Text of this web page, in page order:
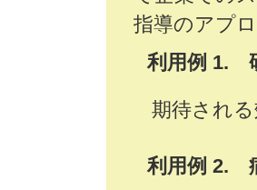
指導のアプ
利用例 1.
期待され
利用例 2.